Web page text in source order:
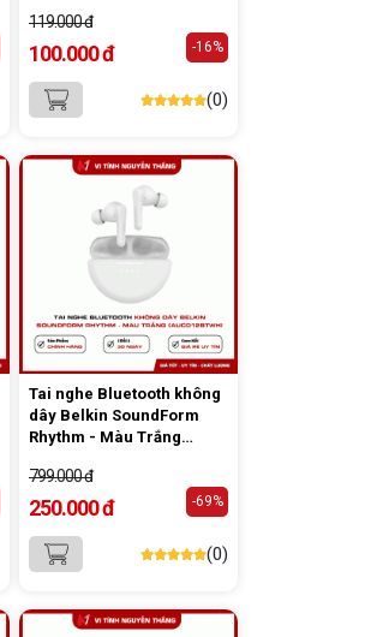
119.000 đ
100.000 đ -16%
(0)
Tai nghe Bluetooth không
dây Belkin SoundForm
Rhythm - Màu Trắng
799.000 đ
250.000 đ -69%
(0)